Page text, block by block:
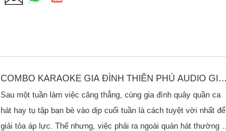
COMBO KARAOKE GIA ĐÌNH THIÊN PHÚ AUDIO GIÁ
TỐT, CHÍNH HÃNG
Sau một tuần làm việc căng thẳng, cùng gia đình quây quần ca
hát hay tụ tập bạn bè vào dịp cuối tuần là cách tuyệt vời nhất để
giải tỏa áp lực. Thế nhưng, việc phải ra ngoài quán hát thường đi